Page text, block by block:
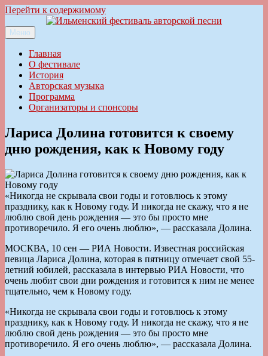
Перейти к содержимому
Ильменский фестиваль авторской песни
Меню
Главная
О фестивале
История
Авторская музыка
Программа
Организаторы и спонсоры
Лариса Долина готовится к своему
дню рождения, как к Новому году
«Никогда не скрывала свои годы и готовлюсь к этому
празднику, как к Новому году. И никогда не скажу, что я не
люблю свой день рождения — это бы просто мне
противоречило. Я его очень люблю», — рассказала Долина.
МОСКВА, 10 сен — РИА Новости. Известная российская
певица Лариса Долина, которая в пятницу отмечает свой 55-
летний юбилей, рассказала в интервью РИА Новости, что
очень любит свои дни рождения и готовится к ним не менее
тщательно, чем к Новому году.
«Никогда не скрывала свои годы и готовлюсь к этому
празднику, как к Новому году. И никогда не скажу, что я не
люблю свой день рождения — это бы просто мне
противоречило. Я его очень люблю», — рассказала Долина.